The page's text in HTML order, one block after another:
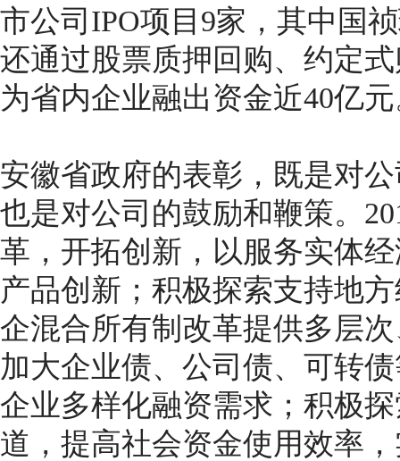
市公司IPO项目9家，其中国
还通过股票质押回购、约定
为省内企业融出资金近40亿
安徽省政府的表彰，既是对
也是对公司的鼓励和鞭策。
革，开拓创新，以服务实体
产品创新；积极探索支持地
企混合所有制改革提供多层
加大企业债、公司债、可转
企业多样化融资需求；积极
道，提高社会资金使用效率